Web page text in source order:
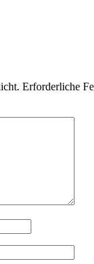
Erforderliche